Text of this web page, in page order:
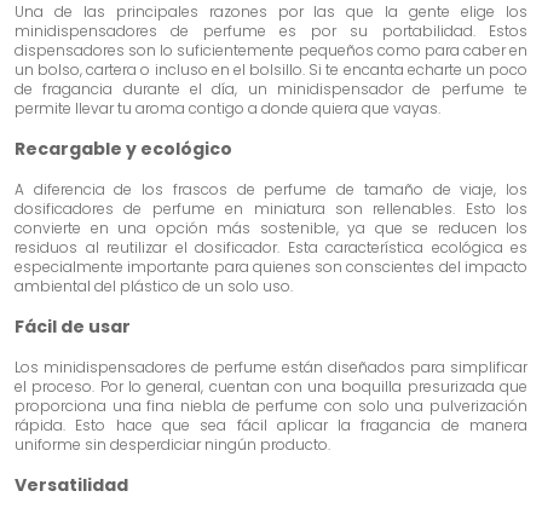
Una de las principales razones por las que la gente elige los
minidispensadores de perfume es por su portabilidad. Estos
dispensadores son lo suficientemente pequeños como para caber en
un bolso, cartera o incluso en el bolsillo. Si te encanta echarte un poco
de fragancia durante el día, un minidispensador de perfume te
permite llevar tu aroma contigo a donde quiera que vayas.
Recargable y ecológico
A diferencia de los frascos de perfume de tamaño de viaje, los
dosificadores de perfume en miniatura son rellenables. Esto los
convierte en una opción más sostenible, ya que se reducen los
residuos al reutilizar el dosificador. Esta característica ecológica es
especialmente importante para quienes son conscientes del impacto
ambiental del plástico de un solo uso.
Fácil de usar
Los minidispensadores de perfume están diseñados para simplificar
el proceso. Por lo general, cuentan con una boquilla presurizada que
proporciona una fina niebla de perfume con solo una pulverización
rápida. Esto hace que sea fácil aplicar la fragancia de manera
uniforme sin desperdiciar ningún producto.
Versatilidad